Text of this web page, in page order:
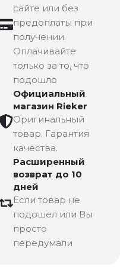
сайте или без
предоплаты при
получении.
Оплачивайте
только за то, что
подошло
Официальный
магазин Rieker
Оригинальный
товар. Гарантия
качества.
Расширенный
возврат до 10
дней
Если товар не
подошел или Вы
просто
передумали